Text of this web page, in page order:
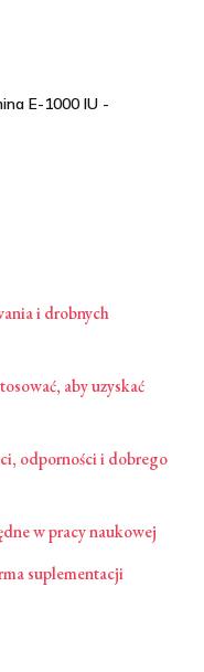
E-1000 IU -
i drobnych
aby uzyskać
odporności i dobrego
w pracy naukowej
suplementacji